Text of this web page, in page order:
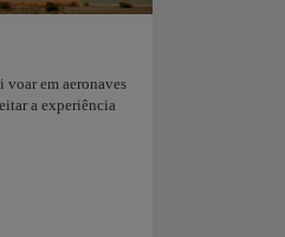
voar em aeronaves
a experiência